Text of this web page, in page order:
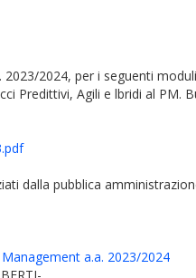
2024, per i seguenti
Agili e lbridi al PM.
dalla pubblica
a.a. 2023/2024